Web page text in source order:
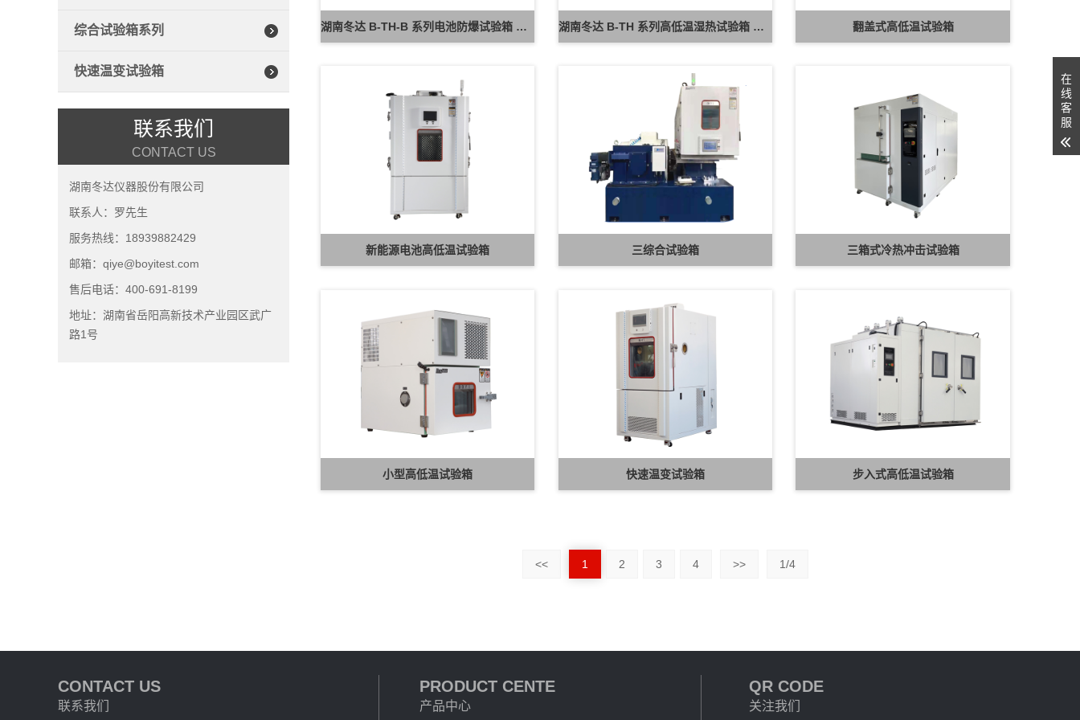
综合试验箱系列
快速温变试验箱
联系我们
CONTACT US
湖南冬达仪器股份有限公司
联系人：罗先生
服务热线：18939882429
邮箱：qiye@boyitest.com
售后电话：400-691-8199
地址：湖南省岳阳高新技术产业园区武广
路1号
湖南冬达 B-TH-B 系列电池防爆试验箱 新能源电池高低温防爆测试设备 湖南冬达 B-TH 系列高低温湿热试验箱 可定制高低温循环可靠性测试设备 翻盖式高低温试验箱
新能源电池高低温试验箱 三综合试验箱 三箱式冷热冲击试验箱
小型高低温试验箱 快速温变试验箱 步入式高低温试验箱
<< 1 2 3 4 >> 1/4
CONTACT US
联系我们
PRODUCT CENTE
产品中心
QR CODE
关注我们
在
线
客
服